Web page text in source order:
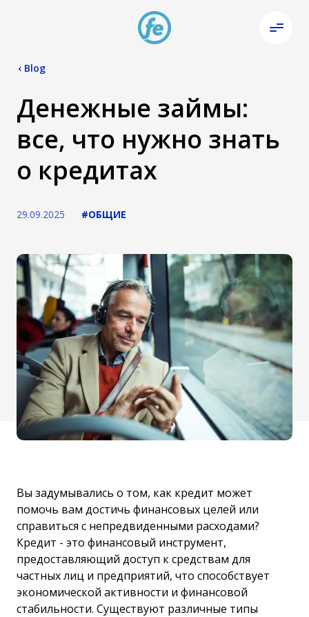
‹ Blog
Денежные займы:
все, что нужно знать
о кредитах
29.09.2025 #ОБЩИЕ
Вы задумывались о том, как кредит может
помочь вам достичь финансовых целей или
справиться с непредвиденными расходами?
Кредит - это финансовый инструмент,
предоставляющий доступ к средствам для
частных лиц и предприятий, что способствует
экономической активности и финансовой
стабильности. Существуют различные типы